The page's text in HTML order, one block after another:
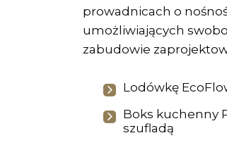
prowadnicach o
umożliwiających
zabudowie
Lodówkę
Boks kuchenny
szufladą